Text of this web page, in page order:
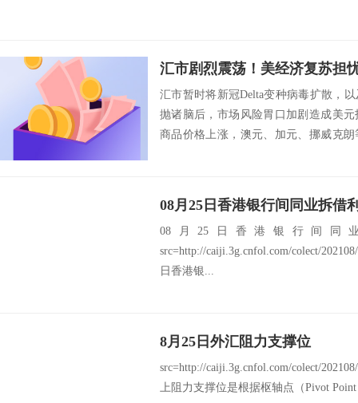
汇市暂时将新冠Delta变种病毒扩散，
抛诸脑后，市场风险胃口加剧造成美
商品价格上涨，澳元、加元、挪威克
08月25日香港银行间同业拆借
08月25日香港银行间同
src=http://caiji.3g.cnfol.com/colect/
日香港银...
8月25日外汇阻力支撑位
src=http://caiji.3g.cnfol.com/colect/
上阻力支撑位是根据枢轴点（Pivot